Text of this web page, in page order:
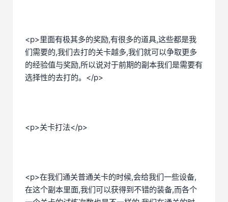
<p>里面有极其多的奖励,有很多的道具,这些都是我
们需要的,我们去打的关卡越多,我们就可以争取更多
的经验值与奖励,所以说对于前期的副本我们是需要有
选择性的去打的。</p>
<p>关卡打法</p>
<p>在我们通关普通关卡的时候,会给我们一些设备,
在这个副本里面,我们可以获得到不错的装备,而各个